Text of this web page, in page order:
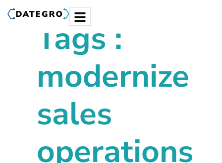
Tags :
modernize
sales
operations